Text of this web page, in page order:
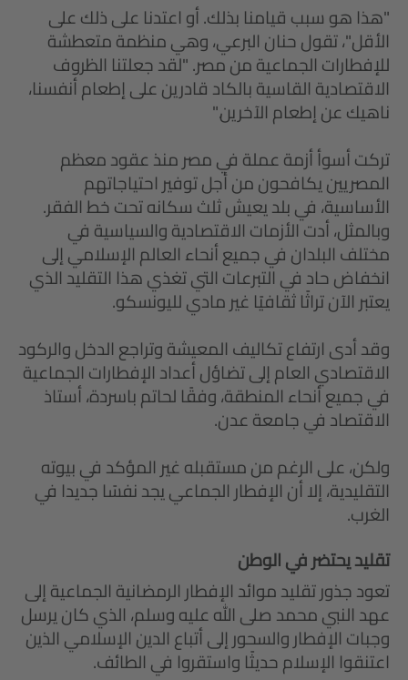
"هذا هو سبب قيامنا بذلك. أو اعتدنا على ذلك على
الأقل"، تقول حنان البرعي، وهي منظمة متعطشة
للإفطارات الجماعية من مصر. "لقد جعلتنا الظروف
الاقتصادية القاسية بالكاد قادرين على إطعام أنفسنا،
ناهيك عن إطعام الآخرين."
تركت أسوأ أزمة عملة في مصر منذ عقود معظم
المصريين يكافحون من أجل توفير احتياجاتهم
الأساسية، في بلد يعيش ثلث سكانه تحت خط الفقر.
وبالمثل، أدت الأزمات الاقتصادية والسياسية في
مختلف البلدان في جميع أنحاء العالم الإسلامي إلى
انخفاض حاد في التبرعات التي تغذي هذا التقليد الذي
يعتبر الآن تراثًا ثقافيًا غير مادي لليونسكو.
وقد أدى ارتفاع تكاليف المعيشة وتراجع الدخل والركود
الاقتصادي العام إلى تضاؤل أعداد الإفطارات الجماعية
في جميع أنحاء المنطقة، وفقًا لحاتم باسردة، أستاذ
الاقتصاد في جامعة عدن.
ولكن، على الرغم من مستقبله غير المؤكد في بيوته
التقليدية، إلا أن الإفطار الجماعي يجد نفسًا جديدا في
الغرب.
تقليد يحتضر في الوطن
تعود جذور تقليد موائد الإفطار الرمضانية الجماعية إلى
عهد النبي محمد صلى الله عليه وسلم، الذي كان يرسل
وجبات الإفطار والسحور إلى أتباع الدين الإسلامي الذين
اعتنقوا الإسلام حديثًا واستقروا في الطائف.